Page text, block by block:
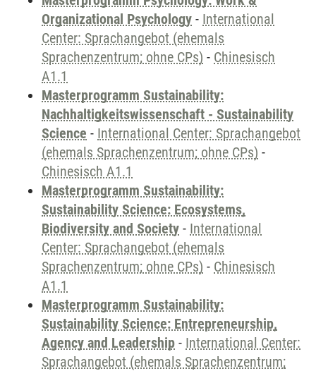
Organizational Psychology - International
Center: Sprachangebot (ehemals
Sprachenzentrum; ohne CPs) - Chinesisch
A1.1
Masterprogramm Sustainability:
Nachhaltigkeitswissenschaft - Sustainability
Science - International Center: Sprachangebot
(ehemals Sprachenzentrum; ohne CPs) -
Chinesisch A1.1
Masterprogramm Sustainability:
Sustainability Science: Ecosystems,
Biodiversity and Society - International
Center: Sprachangebot (ehemals
Sprachenzentrum; ohne CPs) - Chinesisch
A1.1
Masterprogramm Sustainability:
Sustainability Science: Entrepreneurship,
Agency and Leadership - International Center:
Sprachangebot (ehemals Sprachenzentrum;